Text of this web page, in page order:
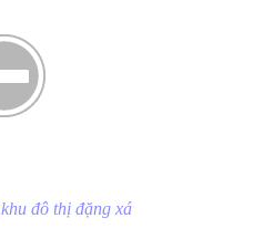
khu đô thị đặng xá